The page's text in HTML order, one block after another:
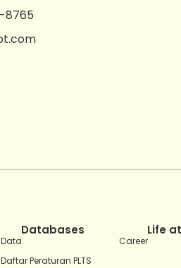
8765
Databases
Data
Daftar Peraturan PLTS
Life
Career